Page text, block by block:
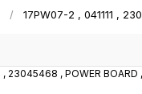
17PW07-2 , 041111 ,